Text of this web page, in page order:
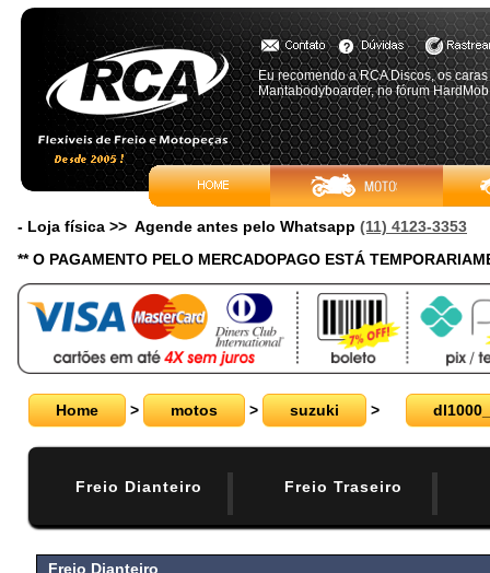
Eu recomendo a RCA Discos, os
Mantabodyboarder, no fórum HardMob
- Loja física >> Agende antes pelo Whatsapp (11) 4123-3353
** O PAGAMENTO PELO MERCADOPAGO ESTÁ
Home > motos > suzuki >
Freio Dianteiro Freio Traseiro
Freio Dianteiro